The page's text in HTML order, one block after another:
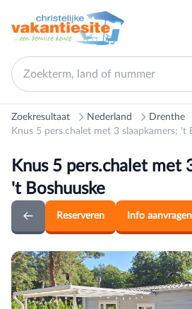
Zoekresultaat Nederland Drenthe
Knus 5 pers.chalet met 3 slaapkamers; 't
Knus 5 pers.chalet met
't Boshuuske
Reserveren Info aanvragen